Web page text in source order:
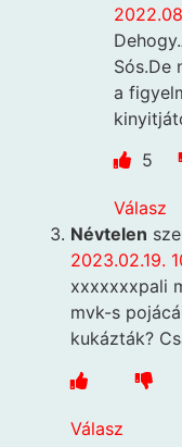
Sós.De
a
5
Válasz
Névtelen
2023.02.19.
xxxxxxxpali
mvk-s
kukázták?
Válasz